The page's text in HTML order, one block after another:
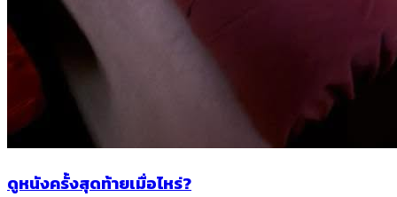
ดูหนังครั้งสุดท้ายเมื่อไหร่?